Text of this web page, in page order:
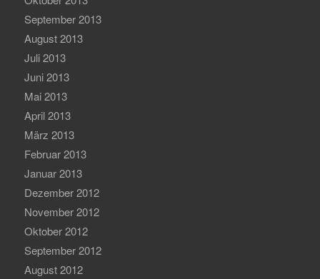
September 2013
August 2013
Juli 2013
Juni 2013
Mai 2013
April 2013
März 2013
Februar 2013
Januar 2013
Dezember 2012
November 2012
Oktober 2012
September 2012
August 2012